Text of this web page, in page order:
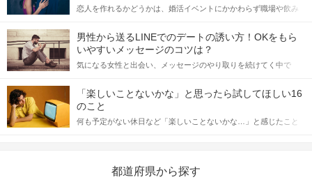
恋人を作れるかどうかは、婚活イベントにかかわらず職場や飲み
てアプローチできるかにも左右されます。 これから恋人作りを本
格的に始めようとしている方は、女性が異性を求めて出すサイン
をしっかりと理解し、正しい行動に移せるかどうかが重要。 この
記事では、女性が話しかけて欲しい時に出すサインとその心理を
合にどのような行動に繋げるべきかをご紹介していきます。
男性から送るLINEでのデートの誘い方！OKをもら
いやすいメッセージのコツは？
気になる女性と出会い、メッセージのやり取りを続けてく中で
しかし、中には「どう誘ったらいいの？」とお困りの男性もいら
っしゃるのではないでしょうか。 そこで今回は、男性から女性へ
送るLINEでのデートの誘い方のコツをご紹介します。例文も混じ
えながら解説するので、ぜひ参考にしてください。
「楽しいことないかな」と思ったら試してほしい16
のこと
何も予定がない休日など「楽しいことないかな…」と感じたこと
の楽しいことアイデアを集めました♪ いままさに楽しいことを探し
都道府県から探す